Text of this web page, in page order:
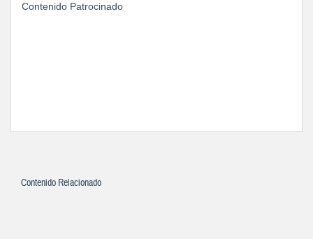
Contenido Patrocinado
Contenido Relacionado